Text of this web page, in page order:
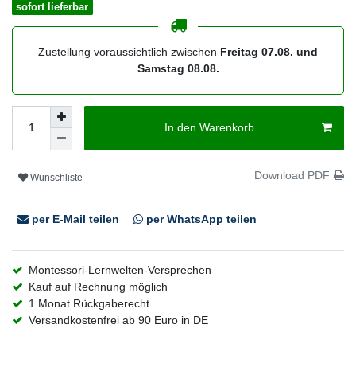
sofort lieferbar
Zustellung voraussichtlich zwischen Freitag 07.08. und
Samstag 08.08.
In den Warenkorb
Wunschliste Download PDF
per E-Mail teilen per WhatsApp teilen
Montessori-Lernwelten-Versprechen
Kauf auf Rechnung möglich
1 Monat Rückgaberecht
Versandkostenfrei ab 90 Euro in DE